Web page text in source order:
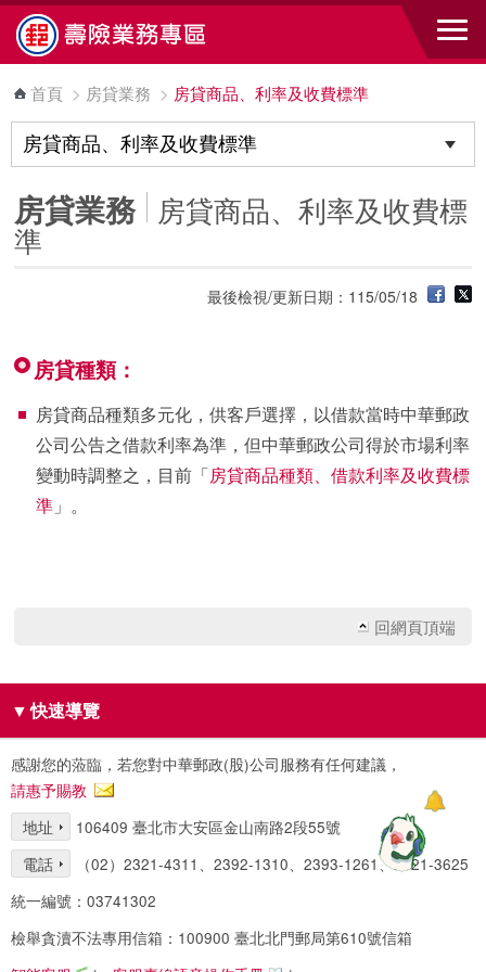
跳到主要內容區塊
首頁 > 房貸業務 > 房貸商品、利率及收費標準
房貸業務 房貸商品、利率及收費標
準
最後檢視/更新日期：115/05/18
房貸種類：
房貸商品種類多元化，供客戶選擇，以借款當時中華郵政
公司公告之借款利率為準，但中華郵政公司得於市場利率
變動時調整之，目前「房貸商品種類、借款利率及收費標
準 」。
回網頁頂端
▼ 快速導覽
感謝您的蒞臨，若您對中華郵政(股)公司服務有任何建議，
請惠予賜教
地址
106409 臺北市大安區金山南路2段55號
電話
（02）2321-4311、2392-1310、2393-1261、2321-3625
統一編號：03741302
檢舉貪瀆不法專用信箱：100900 臺北北門郵局第610號信箱